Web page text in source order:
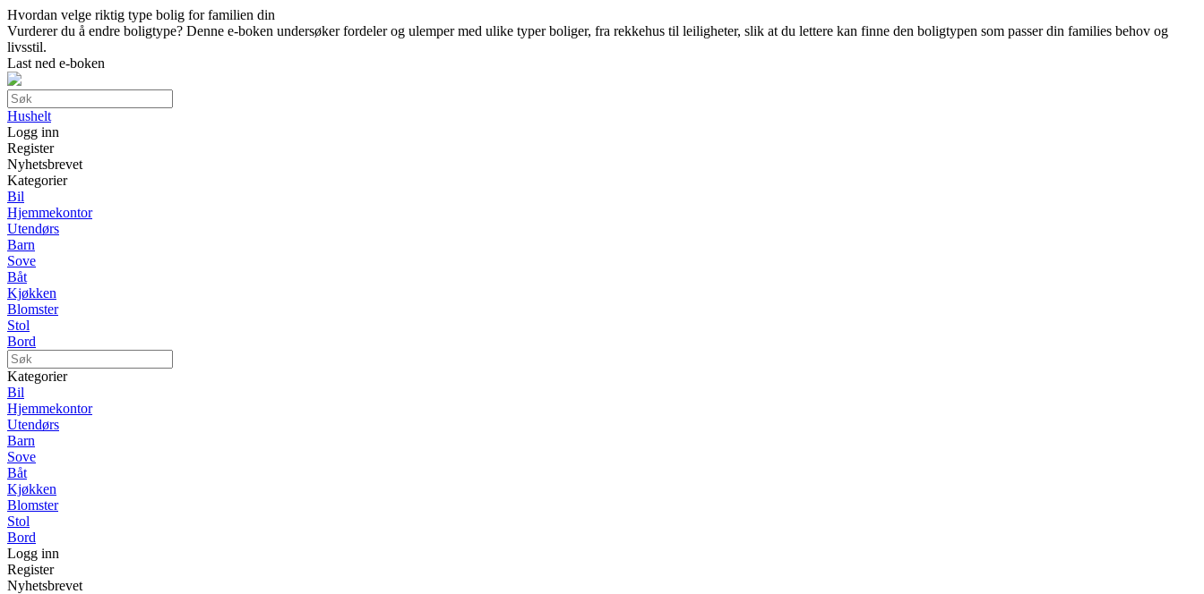
Hvordan velge riktig type bolig for familien din
Vurderer du å endre boligtype? Denne e-boken undersøker fordeler og ulemper med ulike typer boliger, fra rekkehus til leiligheter, slik at du lettere kan finne den boligtypen som passer din families behov og
livsstil.
Last ned e-boken
Hushelt
Logg inn
Register
Nyhetsbrevet
Kategorier
Bil
Hjemmekontor
Utendørs
Barn
Sove
Båt
Kjøkken
Blomster
Stol
Bord
Kategorier
Bil
Hjemmekontor
Utendørs
Barn
Sove
Båt
Kjøkken
Blomster
Stol
Bord
Logg inn
Register
Nyhetsbrevet